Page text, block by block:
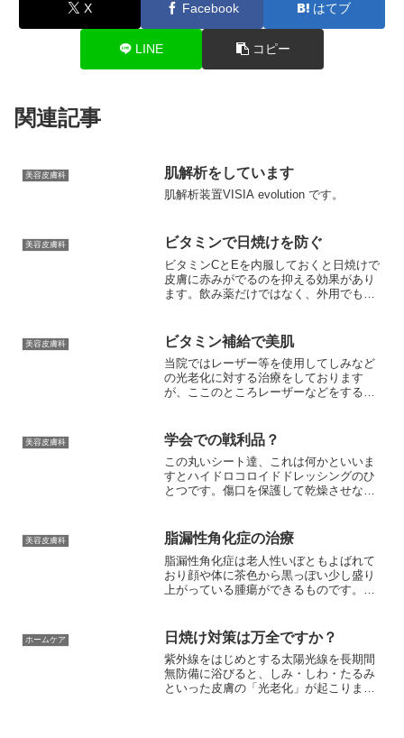
X Facebook はてブ
LINE コピー
関連記事
美容皮膚科 肌解析をしています
肌解析装置VISIA evolution です。
美容皮膚科 ビタミンで日焼けを防ぐ
ビタミンCとEを内服しておくと日焼けで
皮膚に赤みがでるのを抑える効果があり
ます。飲み薬だけではなく、外用でも効
け止めなどの防御に加えて、ビタミンCと
Eを普段から取ってお...
美容皮膚科 ビタミン補給で美肌
当院ではレーザー等を使用してしみなど
の光老化に対する治療をしております
が、ここのところレーザーなどをするほ
り肌をきれいにしたい、たとえば、くす
みをとり肌を明るくしたいと...
美容皮膚科 学会での戦利品？
この丸いシート達、これは何かといいま
すとハイドロコロイドドレッシングのひ
とつです。傷口を保護して乾燥させない
なっています。いわゆる浸潤療法で痛く
なく早く傷を治していきま...
美容皮膚科 脂漏性角化症の治療
脂漏性角化症は老人性いぼともよばれて
おり顔や体に茶色から黒っぽい少し盛り
上がっている腫瘍ができるものです。し
もあります。黒みが強い場合はホクロと
よく間違えて受診される方...
ホームケア 日焼け対策は万全ですか？
紫外線をはじめとする太陽光線を長期間
無防備に浴びると、しみ・しわ・たるみ
といった皮膚の「光老化」が起こりま